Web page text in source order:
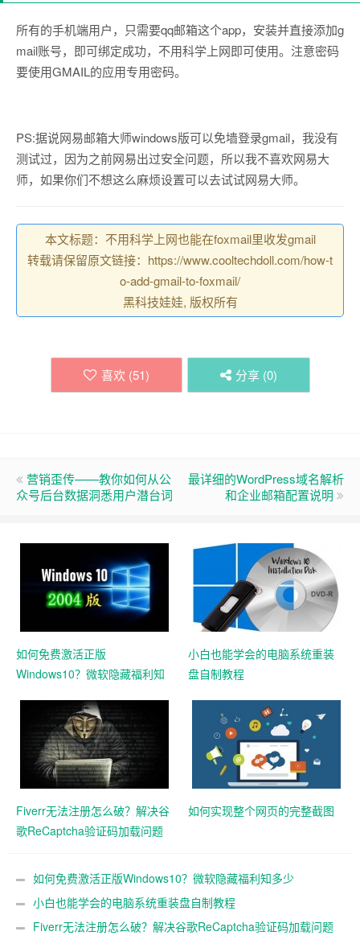
所有的手机端用户，只需要qq邮箱这个app，安装并直接添加g
mail账号，即可绑定成功，不用科学上网即可使用。注意密码
要使用GMAIL的应用专用密码。
PS:据说网易邮箱大师windows版可以免墙登录gmail，我没有
测试过，因为之前网易出过安全问题，所以我不喜欢网易大
师，如果你们不想这么麻烦设置可以去试试网易大师。
本文标题：不用科学上网也能在foxmail里收发gmail
转载请保留原文链接：https://www.cooltechdoll.com/how-t
o-add-gmail-to-foxmail/
黑科技娃娃, 版权所有
喜欢 (51) 分享 (0)
营销歪传——教你如何从公
众号后台数据洞悉用户潜台词
最详细的WordPress域名解析
和企业邮箱配置说明
如何免费激活正版
Windows10？微软隐藏福利知
小白也能学会的电脑系统重装
盘自制教程
Fiverr无法注册怎么破？解决谷
歌ReCaptcha验证码加载问题
如何实现整个网页的完整截图
如何免费激活正版Windows10？微软隐藏福利知多少
小白也能学会的电脑系统重装盘自制教程
Fiverr无法注册怎么破？解决谷歌ReCaptcha验证码加载问题